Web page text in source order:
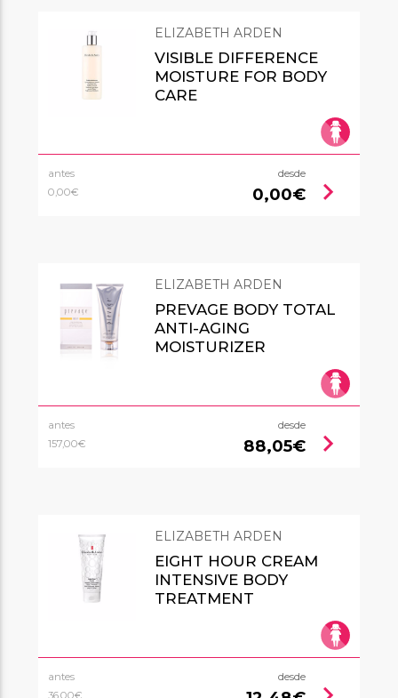
ELIZABETH ARDEN
VISIBLE DIFFERENCE
MOISTURE FOR BODY
CARE
antes
0,00€
desde
0,00€ chevron_right
ELIZABETH ARDEN
PREVAGE BODY TOTAL
ANTI-AGING
MOISTURIZER
antes
157,00€
desde
88,05€ chevron_right
ELIZABETH ARDEN
EIGHT HOUR CREAM
INTENSIVE BODY
TREATMENT
antes
36,00€
desde